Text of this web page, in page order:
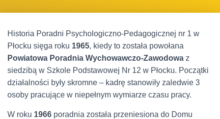
J
Historia Poradni Psychologiczno‑Pedagogicznej nr 1 w
Płocku sięga roku 1965, kiedy to została powołana
Powiatowa Poradnia Wychowawczo‑Zawodowa z
siedzibą w Szkole Podstawowej Nr 12 w Płocku. Początki
działalności były skromne – kadrę stanowiły zaledwie 3
osoby pracujące w niepełnym wymiarze czasu pracy.
W roku 1966 poradnia została przeniesiona do Domu